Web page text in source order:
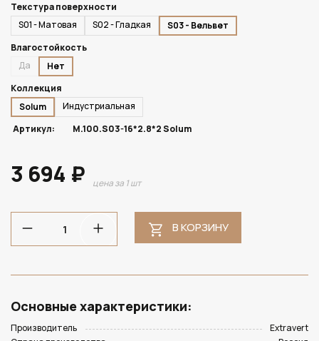
Текстура поверхности
S01 - Матовая
S02 - Гладкая
S03 - Вельвет
Влагостойкость
Да
Нет
Коллекция
Solum
Индустриальная
Артикул:
M.100.S03-16*2.8*2 Solum
3 694 ₽ цена за 1 шт
В КОРЗИНУ
Основные характеристики:
Производитель
Extravert